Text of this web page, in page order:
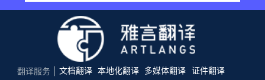
翻译服务 文档翻译 本地化翻译 多媒体翻译 证件翻译